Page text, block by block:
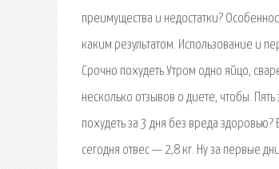
преимущества и недостатки?
каким результатом. Использование и
Срочно похудеть Утром одно яйцо,
несколько отзывов о диете, чтобы.
похудеть за 3 дня без вреда
сегодня отвес — 2,8 кг. Ну за первые